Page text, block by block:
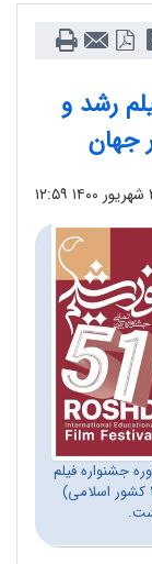
رشد و
۱۲:۵۹
جشنواره فیلم
رشد، ۱۱۰۰ فیلم از ۹۵ کشور جهان ( ۱۶۸ فیلم از ۲۶ کشور اسلامی)